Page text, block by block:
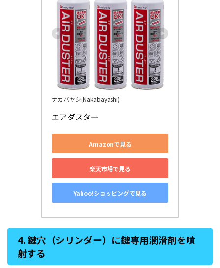
ナカバヤシ(Nakabayashi)
エアダスター
Amazonで見る
楽天市場で見る
Yahoo!ショッピングで見る
4. 鍵穴（シリンダー）に鍵専用潤滑剤を噴
射する